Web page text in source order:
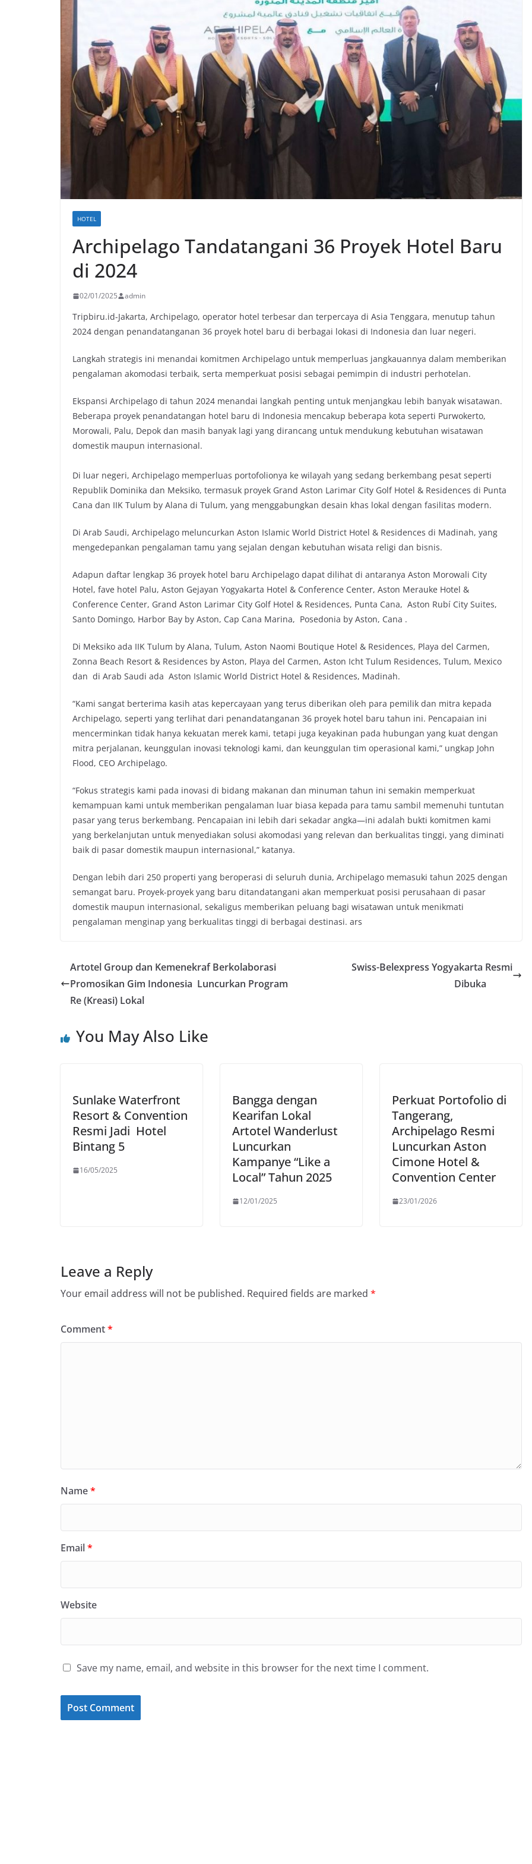
HOTEL
Archipelago Tandatangani 36 Proyek Hotel Baru
di 2024
02/01/2025 admin
Tripbiru.id-Jakarta, Archipelago, operator hotel terbesar dan terpercaya di Asia Tenggara, menutup tahun
2024 dengan penandatanganan 36 proyek hotel baru di berbagai lokasi di Indonesia dan luar negeri.
Langkah strategis ini menandai komitmen Archipelago untuk memperluas jangkauannya dalam memberikan
pengalaman akomodasi terbaik, serta memperkuat posisi sebagai pemimpin di industri perhotelan.
Ekspansi Archipelago di tahun 2024 menandai langkah penting untuk menjangkau lebih banyak wisatawan.
Beberapa proyek penandatangan hotel baru di Indonesia mencakup beberapa kota seperti Purwokerto,
Morowali, Palu, Depok dan masih banyak lagi yang dirancang untuk mendukung kebutuhan wisatawan
domestik maupun internasional.
Di luar negeri, Archipelago memperluas portofolionya ke wilayah yang sedang berkembang pesat seperti
Republik Dominika dan Meksiko, termasuk proyek Grand Aston Larimar City Golf Hotel & Residences di Punta
Cana dan IIK Tulum by Alana di Tulum, yang menggabungkan desain khas lokal dengan fasilitas modern.
Di Arab Saudi, Archipelago meluncurkan Aston Islamic World District Hotel & Residences di Madinah, yang
mengedepankan pengalaman tamu yang sejalan dengan kebutuhan wisata religi dan bisnis.
Adapun daftar lengkap 36 proyek hotel baru Archipelago dapat dilihat di antaranya Aston Morowali City
Hotel, fave hotel Palu, Aston Gejayan Yogyakarta Hotel & Conference Center, Aston Merauke Hotel &
Conference Center, Grand Aston Larimar City Golf Hotel & Residences, Punta Cana, Aston Rubí City Suites,
Santo Domingo, Harbor Bay by Aston, Cap Cana Marina, Posedonia by Aston, Cana .
Di Meksiko ada IIK Tulum by Alana, Tulum, Aston Naomi Boutique Hotel & Residences, Playa del Carmen,
Zonna Beach Resort & Residences by Aston, Playa del Carmen, Aston Icht Tulum Residences, Tulum, Mexico
dan di Arab Saudi ada Aston Islamic World District Hotel & Residences, Madinah.
“Kami sangat berterima kasih atas kepercayaan yang terus diberikan oleh para pemilik dan mitra kepada
Archipelago, seperti yang terlihat dari penandatanganan 36 proyek hotel baru tahun ini. Pencapaian ini
mencerminkan tidak hanya kekuatan merek kami, tetapi juga keyakinan pada hubungan yang kuat dengan
mitra perjalanan, keunggulan inovasi teknologi kami, dan keunggulan tim operasional kami,” ungkap John
Flood, CEO Archipelago.
“Fokus strategis kami pada inovasi di bidang makanan dan minuman tahun ini semakin memperkuat
kemampuan kami untuk memberikan pengalaman luar biasa kepada para tamu sambil memenuhi tuntutan
pasar yang terus berkembang. Pencapaian ini lebih dari sekadar angka—ini adalah bukti komitmen kami
yang berkelanjutan untuk menyediakan solusi akomodasi yang relevan dan berkualitas tinggi, yang diminati
baik di pasar domestik maupun internasional,” katanya.
Dengan lebih dari 250 properti yang beroperasi di seluruh dunia, Archipelago memasuki tahun 2025 dengan
semangat baru. Proyek-proyek yang baru ditandatangani akan memperkuat posisi perusahaan di pasar
domestik maupun internasional, sekaligus memberikan peluang bagi wisatawan untuk menikmati
pengalaman menginap yang berkualitas tinggi di berbagai destinasi. ars
Artotel Group dan Kemenekraf Berkolaborasi
Promosikan Gim Indonesia Luncurkan Program
Re (Kreasi) Lokal
Swiss-Belexpress Yogyakarta Resmi
Dibuka
You May Also Like
Sunlake Waterfront
Resort & Convention
Resmi Jadi Hotel
Bintang 5
16/05/2025
Bangga dengan
Kearifan Lokal
Artotel Wanderlust
Luncurkan
Kampanye “Like a
Local” Tahun 2025
12/01/2025
Perkuat Portofolio di
Tangerang,
Archipelago Resmi
Luncurkan Aston
Cimone Hotel &
Convention Center
23/01/2026
Leave a Reply
Your email address will not be published. Required fields are marked *
Comment*
Name*
Email*
Website
Save my name, email, and website in this browser for the next time I comment.